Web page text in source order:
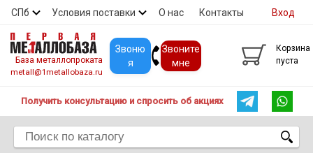
СПб Условия поставки О нас Контакты
Скидки Прайс Покупателям
Вход
База металлопроката
metall@1metallobaza.ru
Звоню
я
Звоните
мне
Корзина
пуста
Получить консультацию и спросить об акциях